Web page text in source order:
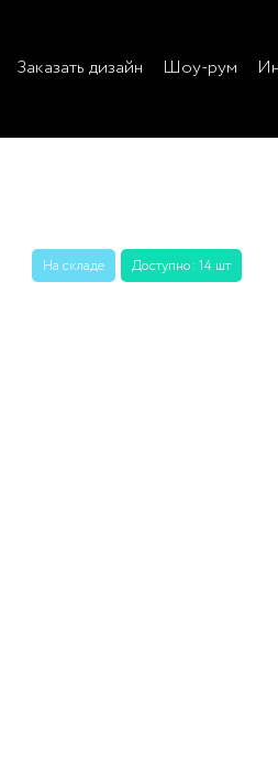
Заказать дизайн Шоу-рум
На складе Доступно: 14 шт